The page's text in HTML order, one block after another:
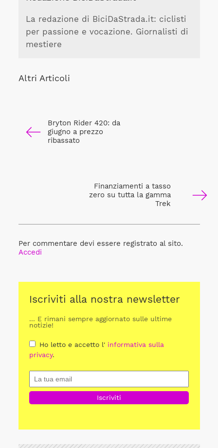
La redazione di BiciDaStrada.it: ciclisti
per passione e vocazione. Giornalisti di
mestiere
Altri Articoli
Bryton Rider 420: da
giugno a prezzo
ribassato
Finanziamenti a tasso
zero su tutta la gamma
Trek
Per commentare devi essere registrato al sito.
Accedi
Iscriviti alla nostra newsletter
... E rimani sempre aggiornato sulle ultime
notizie!
Ho letto e accetto l' informativa sulla
privacy.